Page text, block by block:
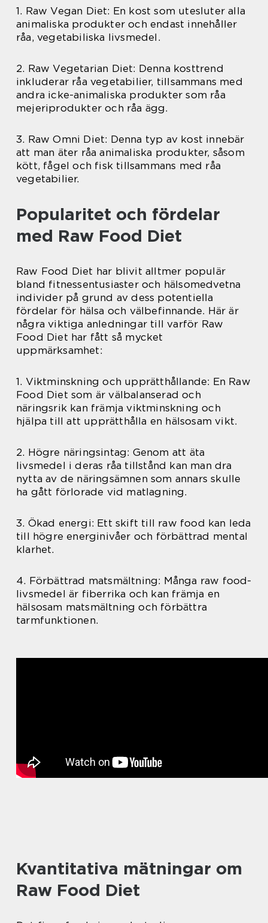
1. Raw Vegan Diet: En kost som utesluter alla
animaliska produkter och endast innehåller
råa, vegetabiliska livsmedel.
2. Raw Vegetarian Diet: Denna kosttrend
inkluderar råa vegetabilier, tillsammans med
andra icke-animaliska produkter som råa
mejeriprodukter och råa ägg.
3. Raw Omni Diet: Denna typ av kost innebär
att man äter råa animaliska produkter, såsom
kött, fågel och fisk tillsammans med råa
vegetabilier.
Popularitet och fördelar
med Raw Food Diet
Raw Food Diet har blivit alltmer populär
bland fitnessentusiaster och hälsomedvetna
individer på grund av dess potentiella
fördelar för hälsa och välbefinnande. Här är
några viktiga anledningar till varför Raw
Food Diet har fått så mycket
uppmärksamhet:
1. Viktminskning och upprätthållande: En Raw
Food Diet som är välbalanserad och
näringsrik kan främja viktminskning och
hjälpa till att upprätthålla en hälsosam vikt.
2. Högre näringsintag: Genom att äta
livsmedel i deras råa tillstånd kan man dra
nytta av de näringsämnen som annars skulle
ha gått förlorade vid matlagning.
3. Ökad energi: Ett skift till raw food kan leda
till högre energinivåer och förbättrad mental
klarhet.
4. Förbättrad matsmältning: Många raw food-
livsmedel är fiberrika och kan främja en
hälsosam matsmältning och förbättra
tarmfunktionen.
Kvantitativa mätningar om
Raw Food Diet